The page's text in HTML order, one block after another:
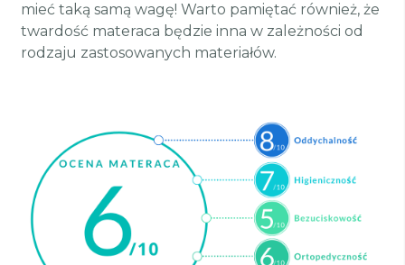
mieć taką samą wagę! Warto pamiętać również, że
twardość materaca będzie inna w zależności od
rodzaju zastosowanych materiałów.